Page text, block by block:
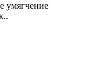
умягчение